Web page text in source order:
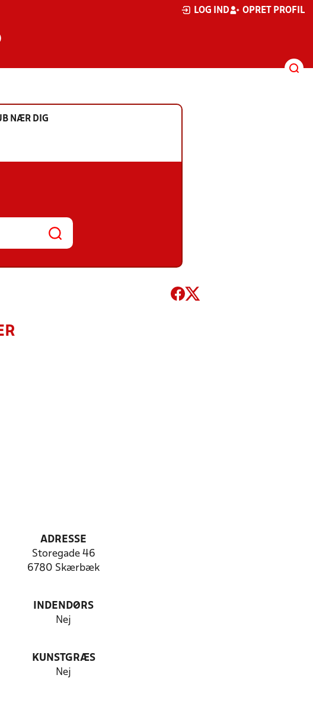
LOG IND OPRET PROFIL
NÆR DIG
ADRESSE
Storegade 46
6780 Skærbæk
INDENDØRS
Nej
KUNSTGRÆS
Nej